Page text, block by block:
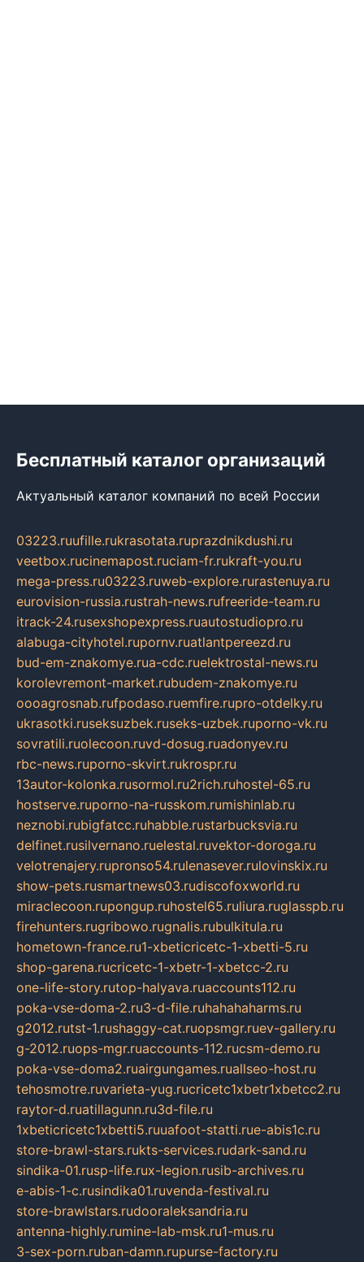
Бесплатный каталог организаций
Актуальный каталог компаний по всей России
03223.ruufille.rukrasotata.ruprazdnikdushi.ru
veetbox.rucinemapost.ruciam-fr.rukraft-you.ru
mega-press.ru03223.ruweb-explore.rurastenuya.ru
eurovision-russia.rustrah-news.rufreeride-team.ru
itrack-24.rusexshopexpress.ruautostudiopro.ru
alabuga-cityhotel.rupornv.ruatlantpereezd.ru
bud-em-znakomye.rua-cdc.ruelektrostal-news.ru
korolevremont-market.rubudem-znakomye.ru
oooagrosnab.rufpodaso.ruemfire.rupro-otdelky.ru
ukrasotki.ruseksuzbek.ruseks-uzbek.ruporno-vk.ru
sovratili.ruolecoon.ruvd-dosug.ruadonyev.ru
rbc-news.ruporno-skvirt.rukrospr.ru
13autor-kolonka.rusormol.ru2rich.ruhostel-65.ru
hostserve.ruporno-na-russkom.rumishinlab.ru
neznobi.rubigfatcc.ruhabble.rustarbucksvia.ru
delfinet.rusilvernano.ruelestal.ruvektor-doroga.ru
velotrenajery.rupronso54.rulenasever.rulovinskix.ru
show-pets.rusmartnews03.rudiscofoxworld.ru
miraclecoon.rupongup.ruhostel65.ruliura.ruglasspb.ru
firehunters.rugribowo.rugnalis.rubulkitula.ru
hometown-france.ru1-xbeticricetc-1-xbetti-5.ru
shop-garena.rucricetc-1-xbetr-1-xbetcc-2.ru
one-life-story.rutop-halyava.ruaccounts112.ru
poka-vse-doma-2.ru3-d-file.ruhahahaharms.ru
g2012.rutst-1.rushaggy-cat.ruopsmgr.ruev-gallery.ru
g-2012.ruops-mgr.ruaccounts-112.rucsm-demo.ru
poka-vse-doma2.ruairgungames.ruallseo-host.ru
tehosmotre.ruvarieta-yug.rucricetc1xbetr1xbetcc2.ru
raytor-d.ruatillagunn.ru3d-file.ru
1xbeticricetc1xbetti5.ruuafoot-statti.rue-abis1c.ru
store-brawl-stars.rukts-services.rudark-sand.ru
sindika-01.rusp-life.rux-legion.rusib-archives.ru
e-abis-1-c.rusindika01.ruvenda-festival.ru
store-brawlstars.rudooraleksandria.ru
antenna-highly.rumine-lab-msk.ru1-mus.ru
3-sex-porn.ruban-damn.rupurse-factory.ru